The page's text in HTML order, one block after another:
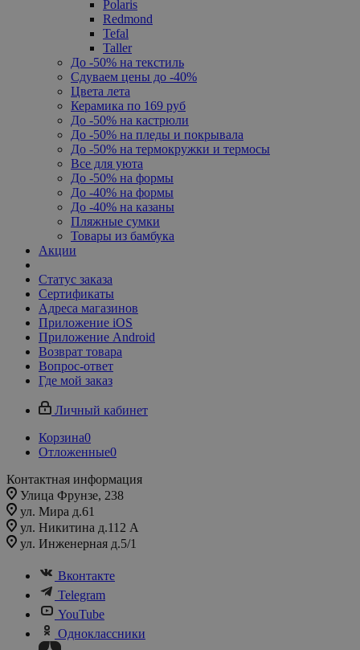
Polaris
Redmond
Tefal
Taller
До -50% на текстиль
Сдуваем цены до -40%
Цвета лета
Керамика по 169 руб
До -50% на кастрюли
До -50% на пледы и покрывала
До -50% на термокружки и термосы
Все для уюта
До -50% на формы
До -40% на формы
До -40% на казаны
Пляжные сумки
Товары из бамбука
Акции
Статус заказа
Сертификаты
Адреса магазинов
Приложение iOS
Приложение Android
Возврат товара
Вопрос-ответ
Где мой заказ
Личный кабинет
Корзина0
Отложенные0
Контактная информация
Улица Фрунзе, 238​
ул. Мира д.61
ул. Никитина д.112 А
ул. Инженерная д.5/1
Вконтакте
Telegram
YouTube
Одноклассники